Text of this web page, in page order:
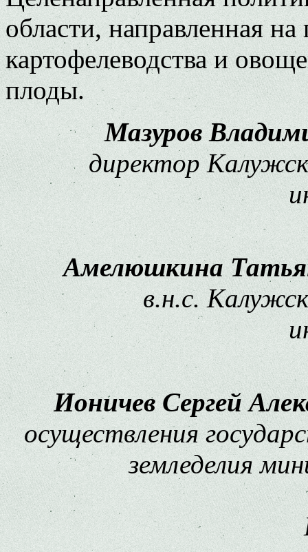
области, направленная
картофелеводства и
плоды.
Мазуров
директор
Амелюшкина
в.н.с.
Ионичев Сергей
осуществления
земледелия